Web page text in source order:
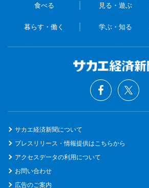
食べる 見る・遊ぶ
暮らす・働く 学ぶ・知る
サカエ経済新聞について
プレスリリース・情報提供はこちらから
アクセスデータの利用について
お問い合わせ
広告のご案内